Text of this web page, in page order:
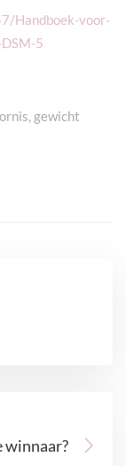
Handboek-voor-
5
, gewicht
winnaar?